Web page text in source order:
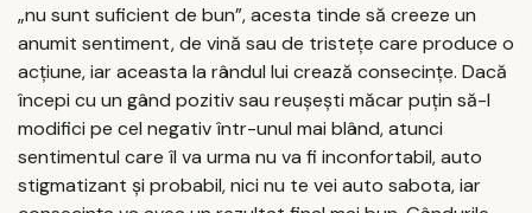
„nu sunt suficient de bun”, acesta tinde să creeze un
anumit sentiment, de vină sau de tristețe care produce o
acțiune, iar aceasta la rândul lui crează consecințe. Dacă
începi cu un gând pozitiv sau reușești măcar puțin să-l
modifici pe cel negativ într-unul mai blând, atunci
sentimentul care îl va urma nu va fi inconfortabil, auto
stigmatizant și probabil, nici nu te vei auto sabota, iar